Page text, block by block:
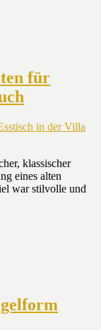
für
klassischer
eines alten
war stilvolle und